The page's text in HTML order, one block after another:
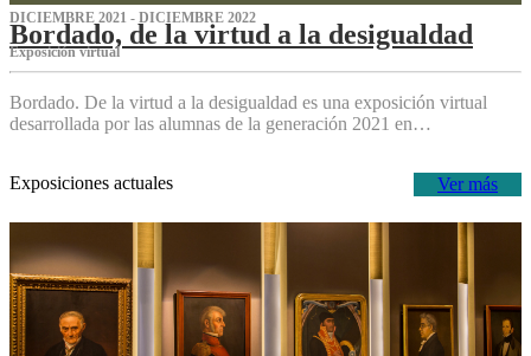
DICIEMBRE 2021 - DICIEMBRE 2022
Bordado, de la virtud a la desigualdad
Exposición virtual‌
Bordado. De la virtud a la desigualdad es una exposición virtual
desarrollada por las alumnas de la generación 2021 en…
Ver más
Exposiciones actuales